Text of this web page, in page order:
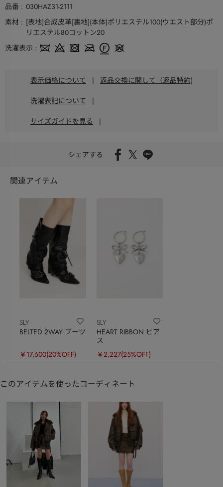
品番
030HAZ31-2111
素材
[表地]合成皮革[裏地](本体)ポリエステル100(ウエスト部分)ポ
リエステル80コットン20
洗濯表示
表示価格について | 返品交換に関して（返品特約)
洗濯表記について |
サイズガイドを見る |
シェアする
関連アイテム
SLY
BELTED 2WAY ブーツ
￥17,600(20%OFF)
SLY
HEART RIBBON ピア
ス
￥2,227(25%OFF)
このアイテムを使ったコーディネート